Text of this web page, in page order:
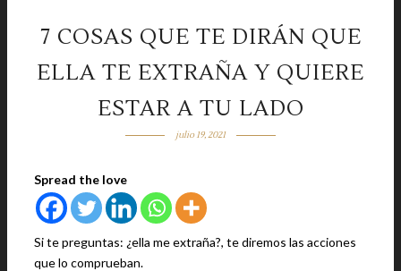
7 COSAS QUE TE DIRÁN QUE
ELLA TE EXTRAÑA Y QUIERE
ESTAR A TU LADO
julio 19, 2021
Spread the love
Si te preguntas: ¿ella me extraña?, te diremos las acciones
que lo comprueban.